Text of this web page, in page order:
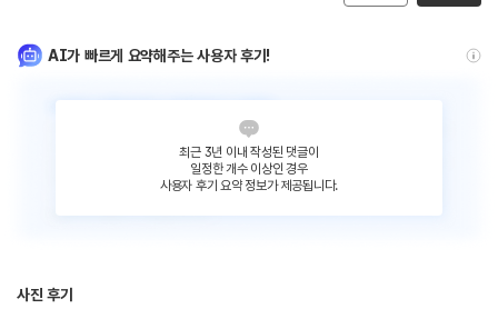
AI가 빠르게 요약해주는 사용자 후기!
최근 3년 이내 작성된 댓글이
일정한 개수 이상인 경우
사용자 후기 요약 정보가 제공됩니다.
사진 후기